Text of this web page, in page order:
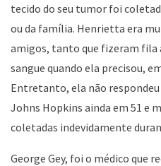
tecido do seu tumor foi
ou da família. Henrietta era
amigos, tanto que fizeram fila
sangue quando ela precisou,
Entretanto, ela não
Johns Hopkins ainda em 51 e
coletadas indevidamente
George Gey, foi o médico que